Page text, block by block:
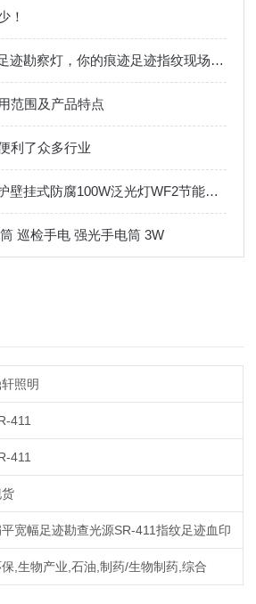
！
便携式LED宽幅足迹勘察灯，你的痕迹足迹指纹现场拍档！
范围及产品特点
利了众多行业
LED投光灯免维护壁挂式防腐100W泛光灯WF2节能环保
巡检手电 强光手电筒 3W
照明
411
411
平宽幅足迹勘查光源SR-411指纹足迹血印
,生物产业,石油,制药/生物制药,综合